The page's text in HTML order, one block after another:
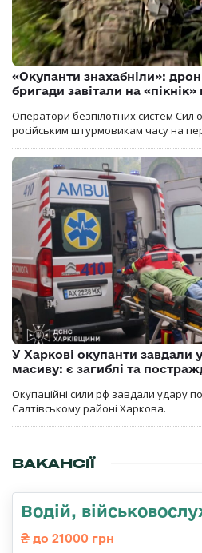
«Окупанти знахабніли»:
бригади завітали на
Оператори безпілотних систем
російським штурмовикам часу на
У Харкові окупанти
масиву: є загиблі та
Окупаційні сили рф завдали удару
Салтівському районі Харкова.
ВАКАНСІЇ
Водій,
до 21000 грн